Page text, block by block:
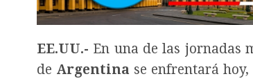
EE.UU.- En una de las jornadas
de Argentina se enfrentará hoy,